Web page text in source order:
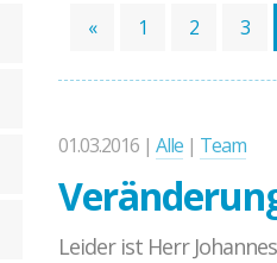
« 1 2 3
01.03.2016 | Alle | Team
Leider ist Herr